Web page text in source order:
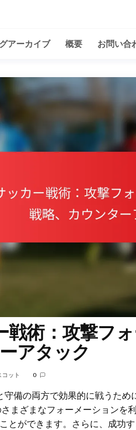
アーカイブ 概要 お問い合
戦術：攻撃フ
アタック
ット 0
守備の両方で効果的に戦うた
まざまなフォーメーションを
とができます。さらに、成功